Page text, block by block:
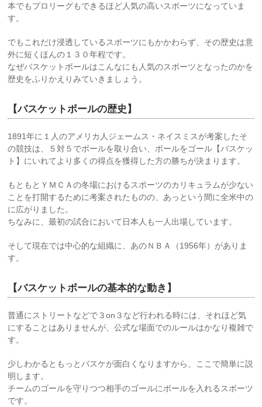
本でもプロリーグもできるほど人気の高いスポーツになっていま
す。
でもこれだけ浸透しているスポーツにもかかわらず、その歴史は意
外に短くほんの１３０年程です。
なぜバスケットボールはこんなにも人気のスポーツとなったのかを
歴史をふりかえりみていきましょう。
【バスケットボールの歴史】
1891年に１人のアメリカ人ジェームス・ネイスミスが考案したそ
の競技は、５対５でボールを取り合い、ボールをゴール【バスケッ
ト】にいれてより多くの得点を獲得した方の勝ちが決まります。
もともとＹＭＣＡの冬場におけるスポーツのカリキュラムが少ない
ことを打開するために考案されたものの、あっという間に全米中の
に広がりました。
ちなみに、最初の試合において日本人も一人出場しています。
そして現在では中心的な組織に、あのＮＢＡ（1956年）がありま
す。
【バスケットボールの基本的な動き】
普通にストリートなどで３on３など行われる時には、それほど気
にすることはありませんが、公式な場面でのルールはかなり複雑で
す。
少しわかるともっとバスケが面白くなりますから、ここで簡単に説
明します。
チームのゴールを守りつつ相手のゴールにボールを入れるスポーツ
です。